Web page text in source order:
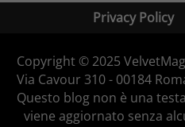
Privacy Policy
Copyright © 2025
Via Cavour 310 - 00184
Questo blog non è una
viene aggiornato senza